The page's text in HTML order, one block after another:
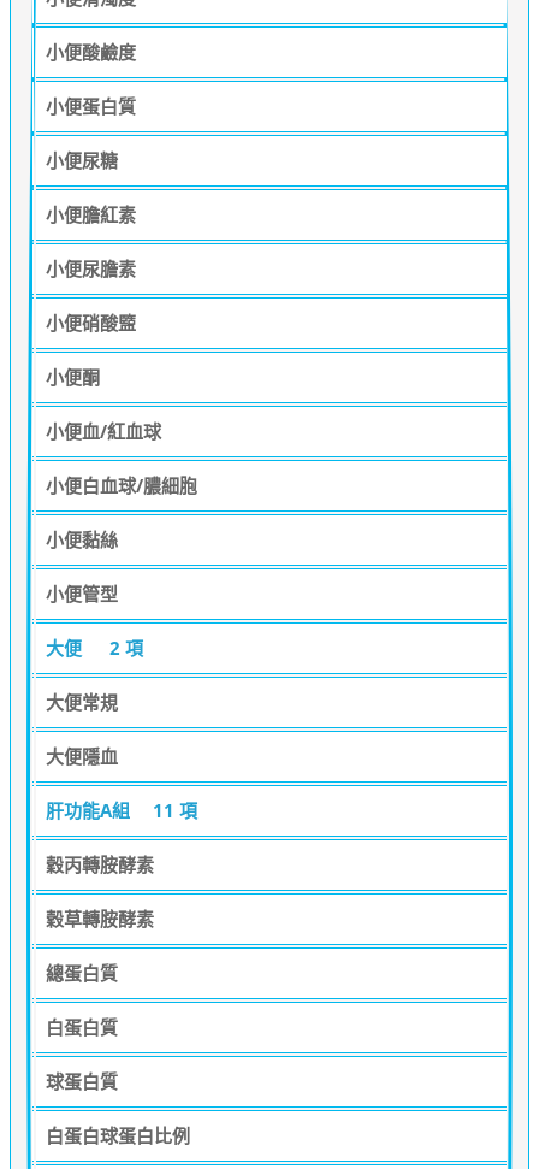
小便酸鹼度
小便蛋白質
小便尿糖
小便膽紅素
小便尿膽素
小便硝酸盬
小便酮
小便血/紅血球
小便白血球/膿細胞
小便黏絲
小便管型
大便 2 項
大便常規
大便隱血
肝功能A組 11 項
穀丙轉胺酵素
穀草轉胺酵素
總蛋白質
白蛋白質
球蛋白質
白蛋白球蛋白比例